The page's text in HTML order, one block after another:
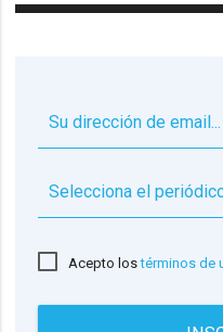
Acepto lostérminos de